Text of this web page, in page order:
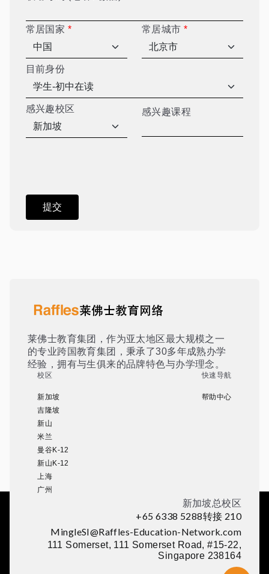
常居国家 * 常居城市*
目前身份
感兴趣校区 感兴趣课程
莱佛士教育集团，作为亚太地区最大规模之一
的专业跨国教育集团，秉承了30多年成熟办学
经验，拥有与生俱来的品牌特色与办学理念。
校区
新加坡
吉隆坡
新山
米兰
曼谷K-12
新山K-12
上海
广州
快速导航
帮助中心
新加坡总校区
+65 6338 5288转接 210
MingleSI@Raffles-Education-Network.com
111 Somerset, 111 Somerset Road, #15-22,
Singapore 238164